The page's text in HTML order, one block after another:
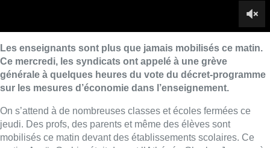
À l’origine du large mouvement de contestation des profs ces
dernières semaines, le plan d’économies du gouvernement de
la Fédération Wallonie-Bruxelles doit entamer ce jeudi la
dernière phase de sa validation, avec son examen en plénière
Programmée à partir de 14h00, cette séance promet d’être
électrique après les très vives tensions survenues ces derniers
jours sur le texte entre la majorité MR-Engagés et l’opposition